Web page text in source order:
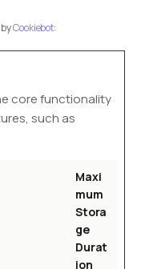
byCookiebot:
core functionality
such as
Maxi
mum
Stora
ge
Durat
ion